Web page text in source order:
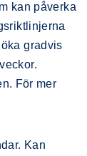
kan påverka
gradvis
För mer
Kan